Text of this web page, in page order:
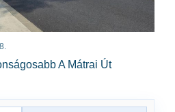
A Mátrai Út